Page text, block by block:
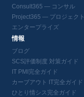
Consult365 — コンサル
Project365 — プロジェクト
エンタープライズ
情報
ブログ
SCS評価制度 対策ガイド
IT PMI完全ガイド
カーブアウト IT完全ガイド
ひとり情シス完全ガイド